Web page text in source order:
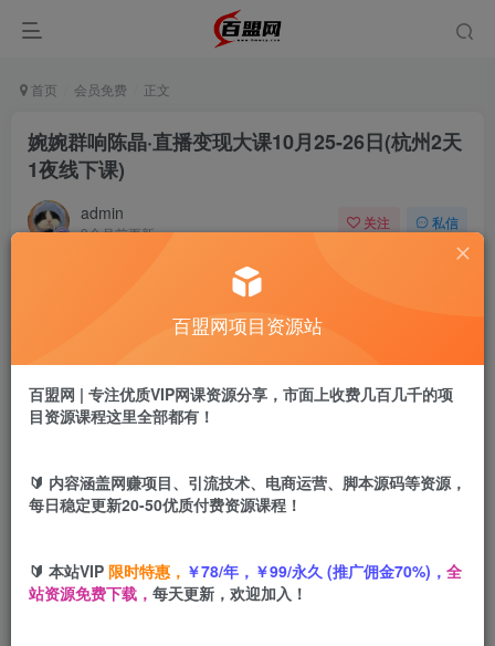
首页 会员免费 正文
婉婉群响陈晶·直播变现大课10月25-26日(杭州2天
1夜线下课)
admin
9个月前更新
关注 私信
婉婉群响陈晶·直播变现大课10月25-26日(杭州2天1夜线下课)
盟币 9.9
立即购买
百盟网项目资源站
百盟网 | 专注优质VIP网课资源分享，市面上收费几百几千的项
目资源课程这里全部都有！
🔰 内容涵盖网赚项目、引流技术、电商运营、脚本源码等资源，
每日稳定更新20-50优质付费资源课程！
🔰 本站VIP 限时特惠， ￥78/年，￥99/永久 (推广佣金70%)， 全
站资源免费下载， 每天更新，欢迎加入！